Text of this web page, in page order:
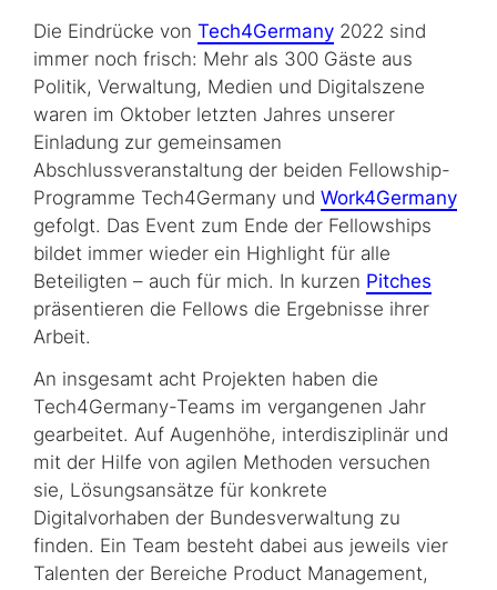
Die Eindrücke von Tech4Germany 2022 sind
immer noch frisch: Mehr als 300 Gäste aus
Politik, Verwaltung, Medien und Digitalszene
waren im Oktober letzten Jahres unserer
Einladung zur gemeinsamen
Abschlussveranstaltung der beiden Fellowship-
Programme Tech4Germany und Work4Germany
gefolgt. Das Event zum Ende der Fellowships
bildet immer wieder ein Highlight für alle
Beteiligten – auch für mich. In kurzen Pitches
präsentieren die Fellows die Ergebnisse ihrer
Arbeit.
An insgesamt acht Projekten haben die
Tech4Germany-Teams im vergangenen Jahr
gearbeitet. Auf Augenhöhe, interdisziplinär und
mit der Hilfe von agilen Methoden versuchen
sie, Lösungsansätze für konkrete
Digitalvorhaben der Bundesverwaltung zu
finden. Ein Team besteht dabei aus jeweils vier
Talenten der Bereiche Product Management,